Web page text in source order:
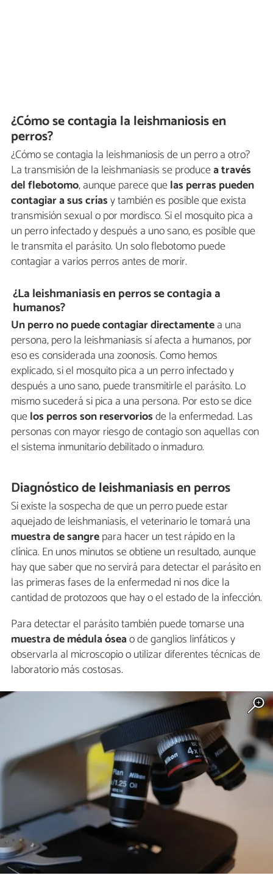
¿Cómo se contagia la leishmaniosis en
perros?
¿Cómo se contagia la leishmaniosis de un perro a otro?
La transmisión de la leishmaniasis se producea través
del flebotomo, aunque parece quelas perras pueden
contagiar a sus críasy también es posible que exista
transmisión sexual o por mordisco. Si el mosquito pica a
un perro infectado y después a uno sano, es posible que
le transmita el parásito. Un solo flebotomo puede
contagiar a varios perros antes de morir.
¿La leishmaniasis en perros se contagia a
humanos?
Un perro no puede contagiar directamentea una
persona, pero la leishmaniasis sí afecta a humanos, por
eso es considerada una zoonosis. Como hemos
explicado, si el mosquito pica a un perro infectado y
después a uno sano, puede transmitirle el parásito. Lo
mismo sucederá si pica a una persona. Por esto se dice
quelos perros sonreservoriosde la enfermedad. Las
personas con mayor riesgo de contagio son aquellas con
el sistema inmunitario debilitado o inmaduro.
Diagnóstico de leishmaniasis en perros
Si existe la sospecha de que un perro puede estar
aquejado de leishmaniasis, el veterinario le tomará una
muestra de sangrepara hacer un test rápido en la
clínica. En unos minutos se obtiene un resultado, aunque
hay que saber que no servirá para detectar el parásito en
las primeras fases de la enfermedad ni nos dice la
cantidad de protozoos que hay o el estado de la infección.
Para detectar el parásito también puede tomarse una
muestra de médula óseao de ganglios linfáticos y
observarla al microscopio o utilizar diferentes técnicas de
laboratorio más costosas.